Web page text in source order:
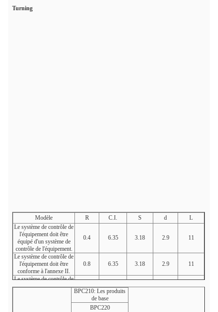
Turning
Modèle R C.I. S d
L
Le système de contrôle de
l'équipement doit être
équipé d'un système de
contrôle de l'équipement.
0.4 6.35 3.18 2.9 11
Le système de contrôle de
l'équipement doit être
conforme à l'annexe II.
0.8 6.35 3.18 2.9 11
Le système de contrôle de
l'équipement doit être
0.4 9.525 4.76 4.4 16.5
BPC210: Les produits
de base
BPC220